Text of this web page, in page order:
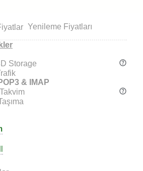
Yenileme Fiyatları
Storage
& IMAP
Takvim